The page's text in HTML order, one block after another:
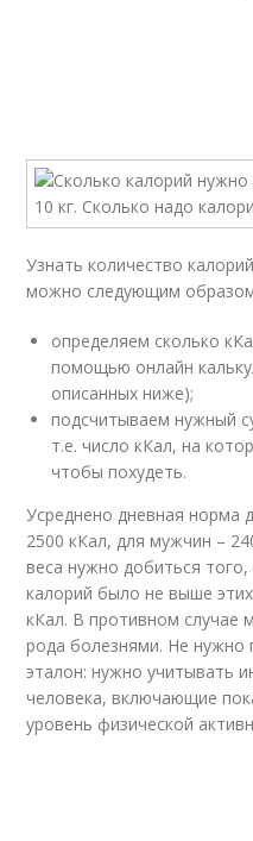
Узнать количество
можно следующим
определяем сколько
помощью онлайн
описанных ниже);
подсчитываем нужный
т.е. число кКал, на
чтобы похудеть.
Усреднено дневная норма
2500 кКал, для мужчин –
веса нужно добиться
калорий было не выше
кКал. В противном случае
рода болезнями. Не нужно
эталон: нужно учитывать
человека, включающие
уровень физической